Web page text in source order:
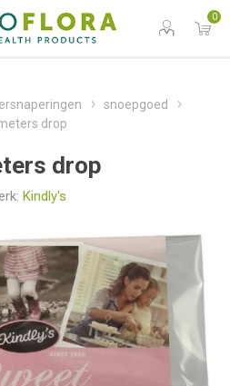
0
snoepgoed
drop
drop
Kindly's